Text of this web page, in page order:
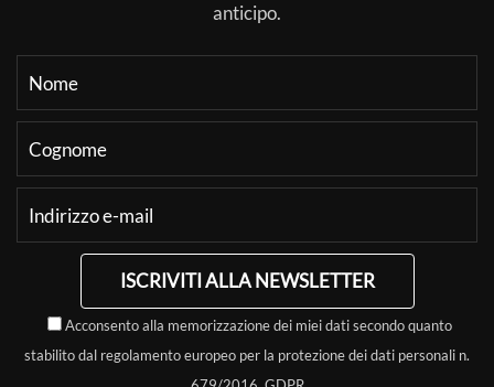
anticipo.
ISCRIVITI ALLA NEWSLETTER
Acconsento alla memorizzazione dei miei dati secondo quanto
stabilito dal regolamento europeo per la protezione dei dati personali n.